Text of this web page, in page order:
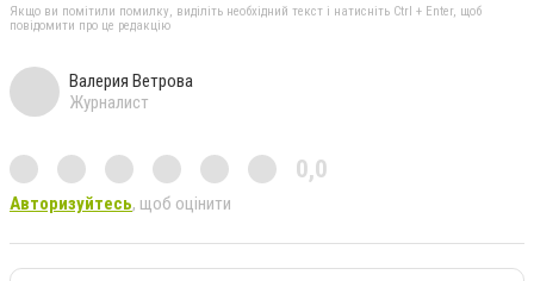
Якщо ви помітили помилку, виділіть необхідний текст і натисніть Ctrl + Enter, щоб
повідомити про це редакцію
Валерия Ветрова
Журналист
0,0
Авторизуйтесь, щоб оцінити